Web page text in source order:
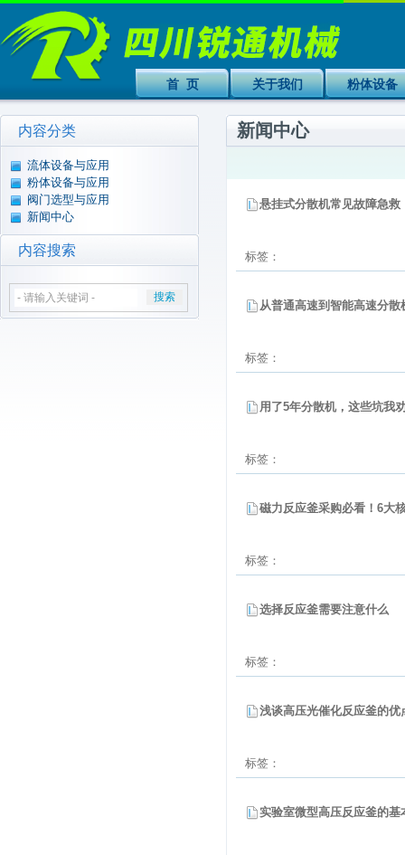
首 页 关于我们 粉体设备
内容分类
流体设备与应用
粉体设备与应用
阀门选型与应用
新闻中心
内容搜索
新闻中心
悬挂式分散机常见故障急救
标签：
从普通高速到智能高速分
标签：
用了5年分散机，这些坑我
标签：
磁力反应釜采购必看！6大
标签：
选择反应釜需要注意什么
标签：
浅谈高压光催化反应釜的优
标签：
实验室微型高压反应釜的基